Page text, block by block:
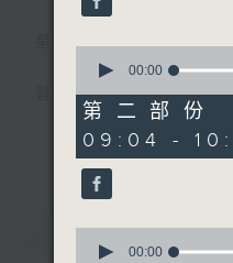
聲音更立體 意見更
「千禧年代」鼓勵聽
據的意見交流，藉
見、新角度。透過時
聽眾提供最新資訊以
最新
seconds
46
minutes,
32
seconds
00:00
第二部份
09:04 -
seconds
00:00